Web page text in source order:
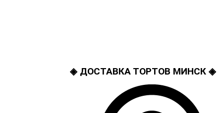
◈ ДОСТАВКА ТОРТОВ МИНСК ◈